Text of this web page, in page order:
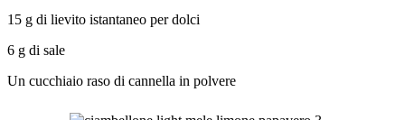
15 g di lievito istantaneo per dolci
6 g di sale
Un cucchiaio raso di cannella in polvere